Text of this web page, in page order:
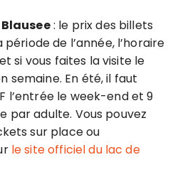
: le prix des billets
de l’année, l’horaire
si vous faites la visite le
semaine. En été, il faut
l’entrée le week-end et 9
par adulte. Vous pouvez
sur place ou
le site officiel du lac de